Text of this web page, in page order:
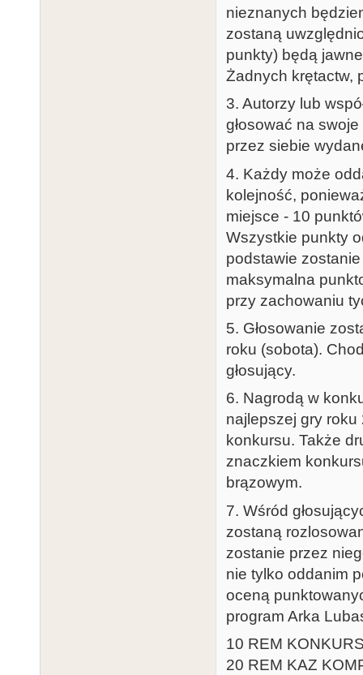
nieznanych
zostaną
punkty) będą
Żadnych krętactw,
3. Autorzy lub
głosować na
przez siebie
4. Każdy może
kolejność,
miejsce - 10
Wszystkie punkty
podstawie
maksymalna
przy zachowaniu
5. Głosowanie
roku (sobota).
głosujący.
6. Nagrodą w
najlepszej gry roku
konkursu. Także
znaczkiem
brązowym.
7. Wśród
zostaną
zostanie przez
nie tylko oddanim
oceną
program Arka
10 REM
20 REM KAZ